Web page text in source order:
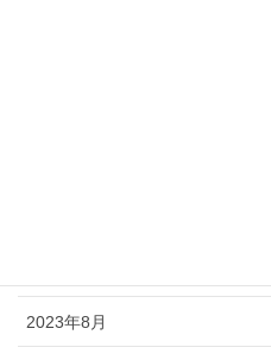
2023年8月